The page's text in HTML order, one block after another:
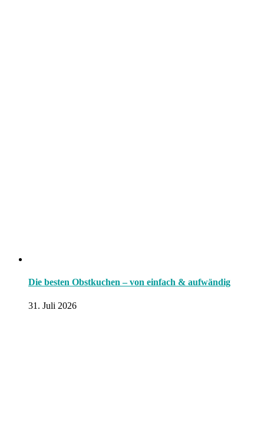
Die besten Obstkuchen – von einfach & aufwändig
31. Juli 2026